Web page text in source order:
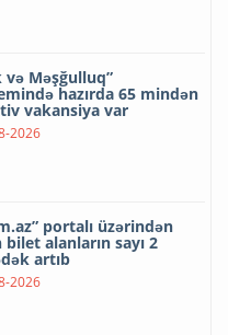
və Məşğulluq”
hazırda 65 mindən
vakansiya var
2026
portalı üzərindən
alanların sayı 2
artıb
2026